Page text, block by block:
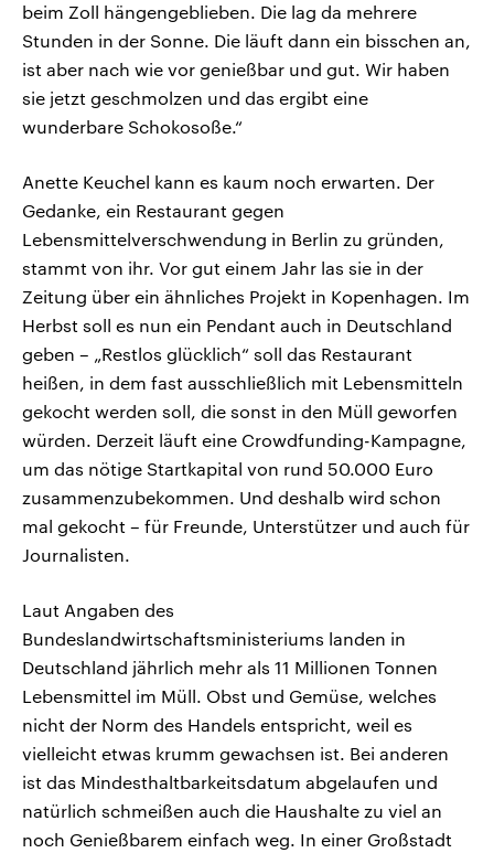
beim Zoll hängengeblieben. Die lag da mehrere
Stunden in der Sonne. Die läuft dann ein bisschen an,
ist aber nach wie vor genießbar und gut. Wir haben
sie jetzt geschmolzen und das ergibt eine
wunderbare Schokosoße.“
Anette Keuchel kann es kaum noch erwarten. Der
Gedanke, ein Restaurant gegen
Lebensmittelverschwendung in Berlin zu gründen,
stammt von ihr. Vor gut einem Jahr las sie in der
Zeitung über ein ähnliches Projekt in Kopenhagen. Im
Herbst soll es nun ein Pendant auch in Deutschland
geben – „Restlos glücklich“ soll das Restaurant
heißen, in dem fast ausschließlich mit Lebensmitteln
gekocht werden soll, die sonst in den Müll geworfen
würden. Derzeit läuft eine Crowdfunding-Kampagne,
um das nötige Startkapital von rund 50.000 Euro
zusammenzubekommen. Und deshalb wird schon
mal gekocht – für Freunde, Unterstützer und auch für
Journalisten.
Laut Angaben des
Bundeslandwirtschaftsministeriums landen in
Deutschland jährlich mehr als 11 Millionen Tonnen
Lebensmittel im Müll. Obst und Gemüse, welches
nicht der Norm des Handels entspricht, weil es
vielleicht etwas krumm gewachsen ist. Bei anderen
ist das Mindesthaltbarkeitsdatum abgelaufen und
natürlich schmeißen auch die Haushalte zu viel an
noch Genießbarem einfach weg. In einer Großstadt